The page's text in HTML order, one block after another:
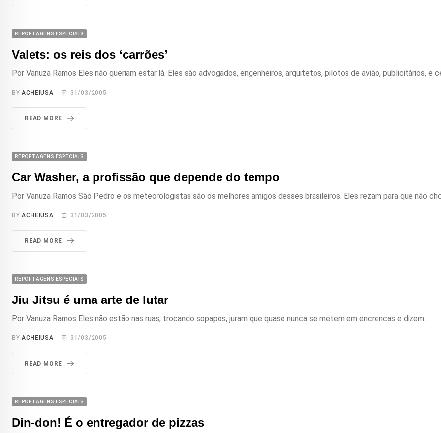
REPORTAGENS ESPECIAIS
Valets: os reis dos ‘carrões’
Por Vanuza Ramos Eles não queriam estar lá. Eles são advogados, engenheiros, arquitetos, pilotos de avião, publicitários, e
BYACHEIUSA 31/03/2005
READ MORE
REPORTAGENS ESPECIAIS
Car Washer, a profissão que depende do tempo
Por Vanuza Ramos São Pedro e os meteorologistas são os melhores amigos desses brasileiros. Eles rezam para que não
BYACHEIUSA 31/03/2005
READ MORE
REPORTAGENS ESPECIAIS
Jiu Jitsu é uma arte de lutar
Por Vanuza Ramos Eles não estão nas ruas, trocando sopapos, juram que quase nunca se metem em encrencas e dizem...
BYACHEIUSA 31/03/2005
READ MORE
REPORTAGENS ESPECIAIS
Din-don! É o entregador de pizzas